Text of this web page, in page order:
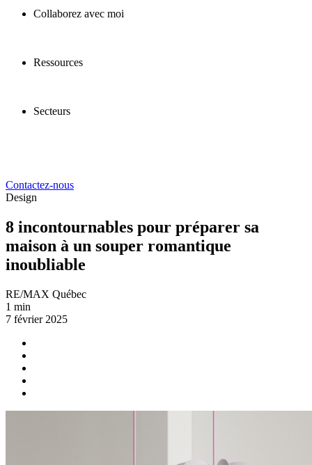
Collaborez avec moi
Ressources
Secteurs
Contactez-nous
Design
8 incontournables pour préparer sa
maison à un souper romantique
inoubliable
RE/MAX Québec
1 min
7 février 2025